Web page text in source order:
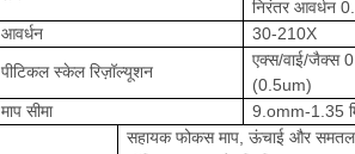
निरंतर आवर्धन
आवर्धन
30-210X
पीटिकल स्केल रिज़ॉल्यूशन
एक्स/वाई/जैक्स
(0.5um)
माप सीमा
9.omm-1.35
सहायक फोकस माप, ऊंचाई और